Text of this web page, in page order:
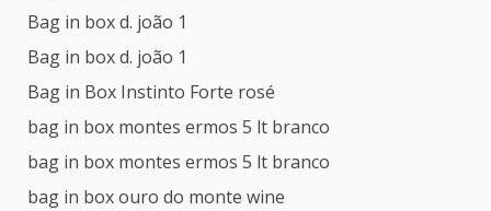
Bag in box d. joão 1
Bag in box d. joão 1
Bag in Box Instinto Forte rosé
bag in box montes ermos 5 lt branco
bag in box montes ermos 5 lt branco
bag in box ouro do monte wine